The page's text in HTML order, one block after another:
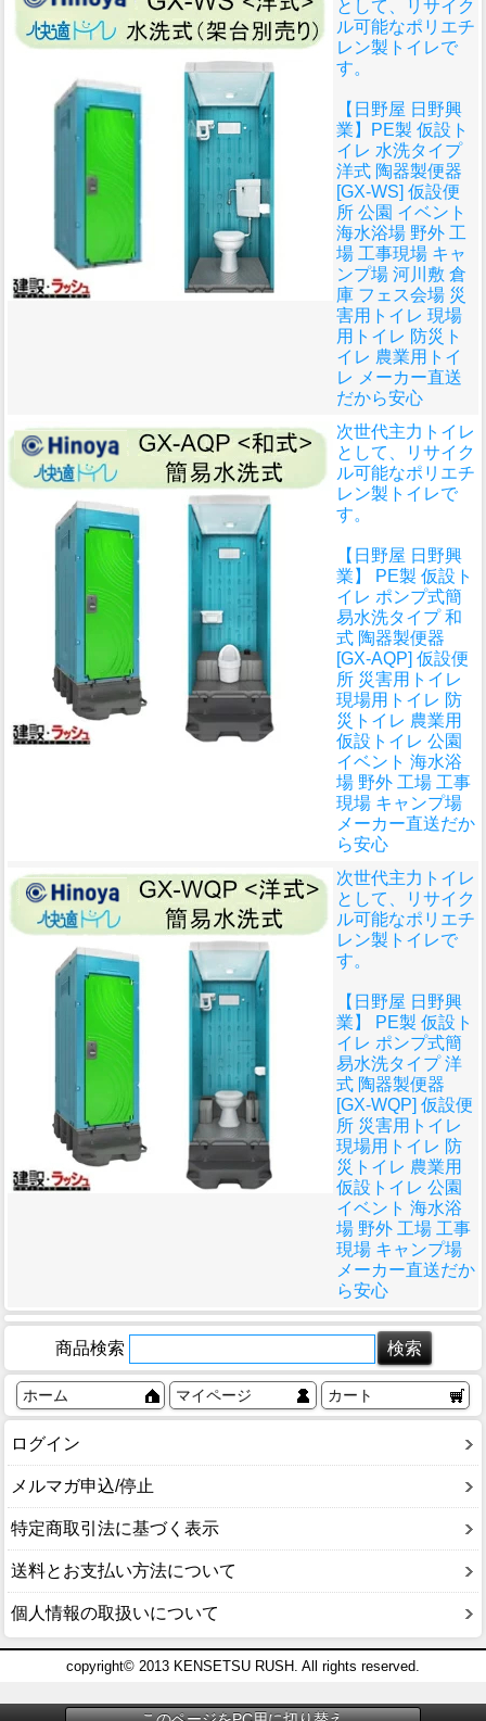
として、リサイク
ル可能なポリエチ
レン製トイレで
す。
【日野屋 日野興
業】PE製 仮設ト
イレ 水洗タイプ
洋式 陶器製便器
[GX-WS] 仮設便
所 公園 イベント
海水浴場 野外 工
場 工事現場 キャ
ンプ場 河川敷 倉
庫 フェス会場 災
害用トイレ 現場
用トイレ 防災ト
イレ 農業用トイ
レ メーカー直送
だから安心
次世代主力トイレ
として、リサイク
ル可能なポリエチ
レン製トイレで
す。
【日野屋 日野興
業】 PE製 仮設ト
イレ ポンプ式簡
易水洗タイプ 和
式 陶器製便器
[GX-AQP] 仮設便
所 災害用トイレ
現場用トイレ 防
災トイレ 農業用
仮設トイレ 公園
イベント 海水浴
場 野外 工場 工事
現場 キャンプ場
メーカー直送だか
ら安心
次世代主力トイレ
として、リサイク
ル可能なポリエチ
レン製トイレで
す。
【日野屋 日野興
業】 PE製 仮設ト
イレ ポンプ式簡
易水洗タイプ 洋
式 陶器製便器
[GX-WQP] 仮設便
所 災害用トイレ
現場用トイレ 防
災トイレ 農業用
仮設トイレ 公園
イベント 海水浴
場 野外 工場 工事
現場 キャンプ場
メーカー直送だか
ら安心
商品検索
ホーム マイページ カート
ログイン
メルマガ申込/停止
特定商取引法に基づく表示
送料とお支払い方法について
個人情報の取扱いについて
copyright© 2013 KENSETSU RUSH. All rights reserved.